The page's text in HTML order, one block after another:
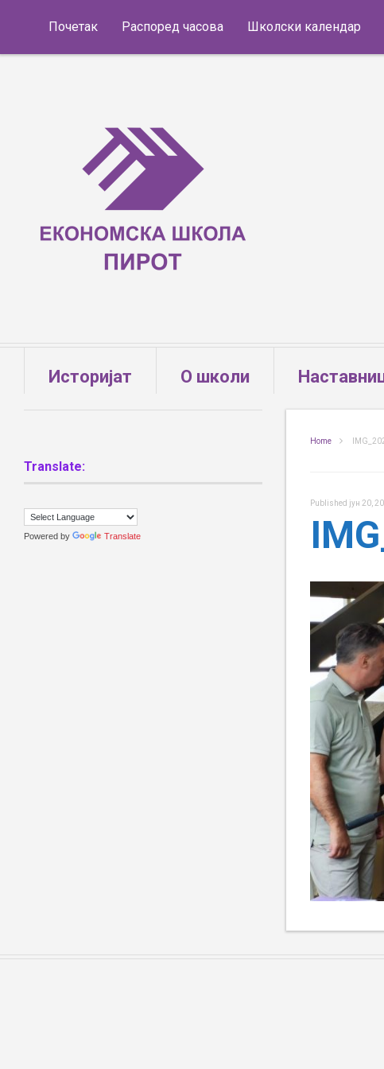
Почетак
Распоред часова Школски календар
Историјат О школи
Home
Published јун 20,
Translate:
Powered by Translate